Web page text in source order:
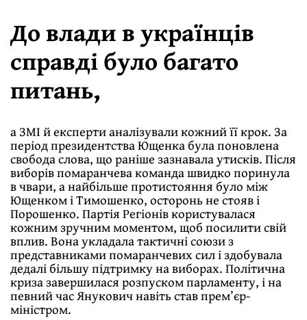
До влади в українців
справді було багато
питань,
а ЗМІ й експерти аналізували кожний її крок. За
період президентства Ющенка була поновлена
свобода слова, що раніше зазнавала утисків. Після
виборів помаранчева команда швидко поринула
в чвари, а найбільше протистояння було між
Ющенком і Тимошенко, осторонь не стояв і
Порошенко. Партія Регіонів користувалася
кожним зручним моментом, щоб посилити свій
вплив. Вона укладала тактичні союзи з
представниками помаранчевих сил і здобувала
дедалі більшу підтримку на виборах. Політична
криза завершилася розпуском парламенту, і на
певний час Янукович навіть став прем’єр-
міністром.